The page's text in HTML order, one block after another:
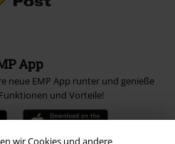
wir Cookies und andere
App
neue EMP App runter und genieße
und Vorteile!